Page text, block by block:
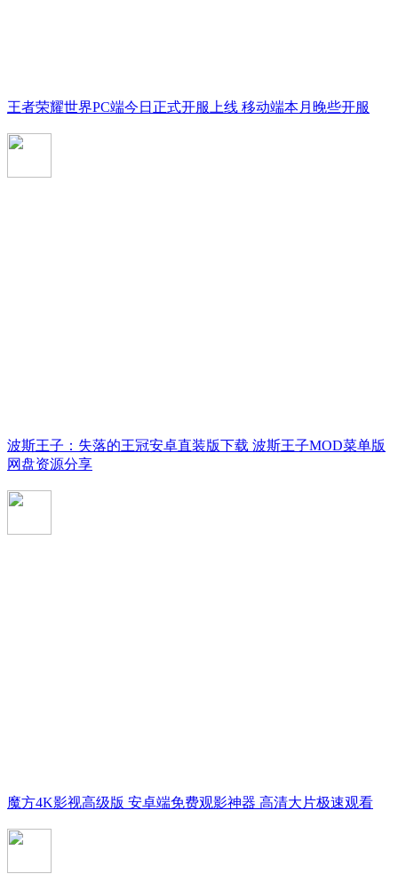
王者荣耀世界PC端今日正式开服上线 移动端本月晚些开服
波斯王子：失落的王冠安卓直装版下载 波斯王子MOD菜单版
网盘资源分享
魔方4K影视高级版 安卓端免费观影神器 高清大片极速观看